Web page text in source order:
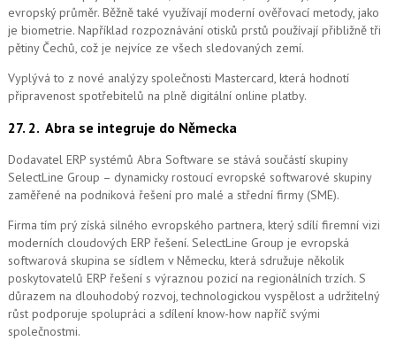
evropský průměr. Běžně také využívají moderní ověřovací metody, jako
je biometrie. Například rozpoznávání otisků prstů používají přibližně tři
pětiny Čechů, což je nejvíce ze všech sledovaných zemí.
Vyplývá to z nové analýzy společnosti Mastercard, která hodnotí
připravenost spotřebitelů na plně digitální online platby.
27. 2. Abra se integruje do Německa
Dodavatel ERP systémů Abra Software se stává součástí skupiny
SelectLine Group – dynamicky rostoucí evropské softwarové skupiny
zaměřené na podniková řešení pro malé a střední firmy (SME).
Firma tím prý získá silného evropského partnera, který sdílí firemní vizi
moderních cloudových ERP řešení. SelectLine Group je evropská
softwarová skupina se sídlem v Německu, která sdružuje několik
poskytovatelů ERP řešení s výraznou pozicí na regionálních trzích. S
důrazem na dlouhodobý rozvoj, technologickou vyspělost a udržitelný
růst podporuje spolupráci a sdílení know-how napříč svými
společnostmi.